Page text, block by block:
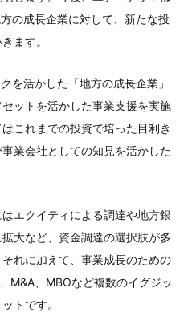
の成長企業に対して、新たな投
ます。
を活かした「地方の成長企業」
ットを活かした事業支援を実施
これまでの投資で培った目利き
業会社としての知見を活かした
エクイティによる調達や地方銀
大など、資金調達の選択肢が多
れに加えて、事業成長のための
M&A、MBOなど複数のイグジッ
トです。